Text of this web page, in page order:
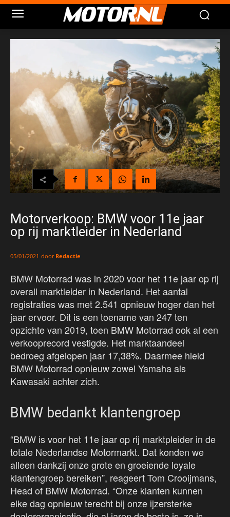
Motorverkoop: BMW voor 11e jaar
op rij marktleider in Nederland
05/01/2021 door Redactie
BMW Motorrad was in 2020 voor het 11e jaar op rij
overall marktleider in Nederland. Het aantal
registraties was met 2.541 opnieuw hoger dan het
jaar ervoor. Dit is een toename van 247 ten
opzichte van 2019, toen BMW Motorrad ook al een
verkooprecord vestigde. Het marktaandeel
bedroeg afgelopen jaar 17,38%. Daarmee hield
BMW Motorrad opnieuw zowel Yamaha als
Kawasaki achter zich.
BMW bedankt klantengroep
“BMW is voor het 11e jaar op rij marktpleider in de
totale Nederlandse Motormarkt. Dat konden we
alleen dankzij onze grote en groeiende loyale
klantengroep bereiken”, reageert Tom Crooijmans,
Head of BMW Motorrad. “Onze klanten kunnen
elke dag opnieuw terecht bij onze ijzersterke